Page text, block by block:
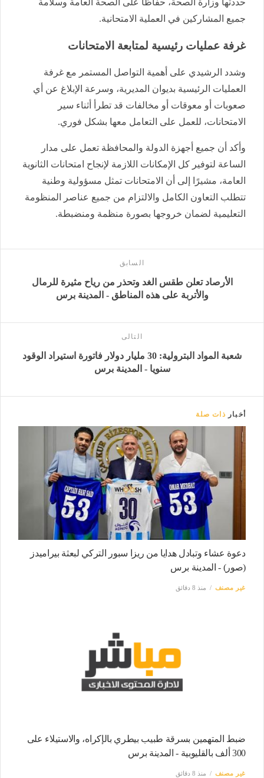
جميع المشاركين في العملية الامتحانية.
غرفة عمليات رئيسية لمتابعة الامتحانات
وشدد الرشيدي على أهمية التواصل المستمر مع غرفة
العمليات الرئيسية بديوان المديرية، وسرعة الإبلاغ عن أي
صعوبات أو معوقات أو مخالفات قد تطرأ أثناء سير
الامتحانات، للعمل على التعامل معها بشكل فوري.
وأكد أن جميع أجهزة الدولة والمحافظة تعمل على مدار
الساعة لتوفير كل الإمكانات اللازمة لإنجاح امتحانات الثانوية
العامة، مشيرًا إلى أن الامتحانات تمثل مسؤولية وطنية
تتطلب التعاون الكامل والالتزام من جميع عناصر المنظومة
التعليمية لضمان خروجها بصورة منظمة ومنضبطة.
السابق
الأرصاد تعلن طقس الغد وتحذر من رياح مثيرة للرمال
والأتربة على هذه المناطق - المدينة برس
التالى
شعبة المواد البترولية: 30 مليار دولار فاتورة استيراد الوقود
سنويا - المدينة برس
أخبار ذات صلة
دعوة عشاء وتبادل هدايا من ريزا سبور التركي لبعثة بيراميدز
(صور) - المدينة برس
غير مصنف منذ 8 دقائق
ضبط المتهمين بسرقة طبيب بيطري بالإكراه، والاستيلاء على
300 ألف بالقليوبية - المدينة برس
غير مصنف منذ 8 دقائق